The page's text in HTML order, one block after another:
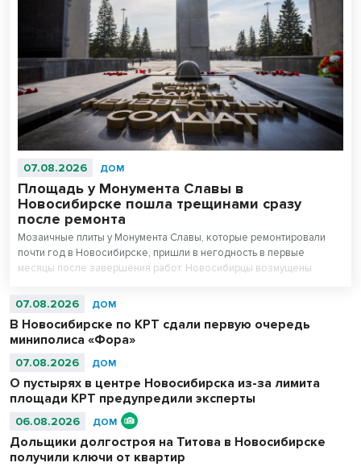
07.08.2026 ДОМ
Площадь у Монумента Славы в
Новосибирске пошла трещинами сразу
после ремонта
Мозаичные плиты у Монумента Славы, которые ремонтировали
почти год в Новосибирске, пришли в негодность в первые
месяцы после завершения работ. Новосибирцы возмущены
07.08.2026 ДОМ
В Новосибирске по КРТ сдали первую очередь
миниполиса «Фора»
07.08.2026 ДОМ
О пустырях в центре Новосибирска из-за лимита
площади КРТ предупредили эксперты
06.08.2026 ДОМ
Дольщики долгостроя на Титова в Новосибирске
получили ключи от квартир